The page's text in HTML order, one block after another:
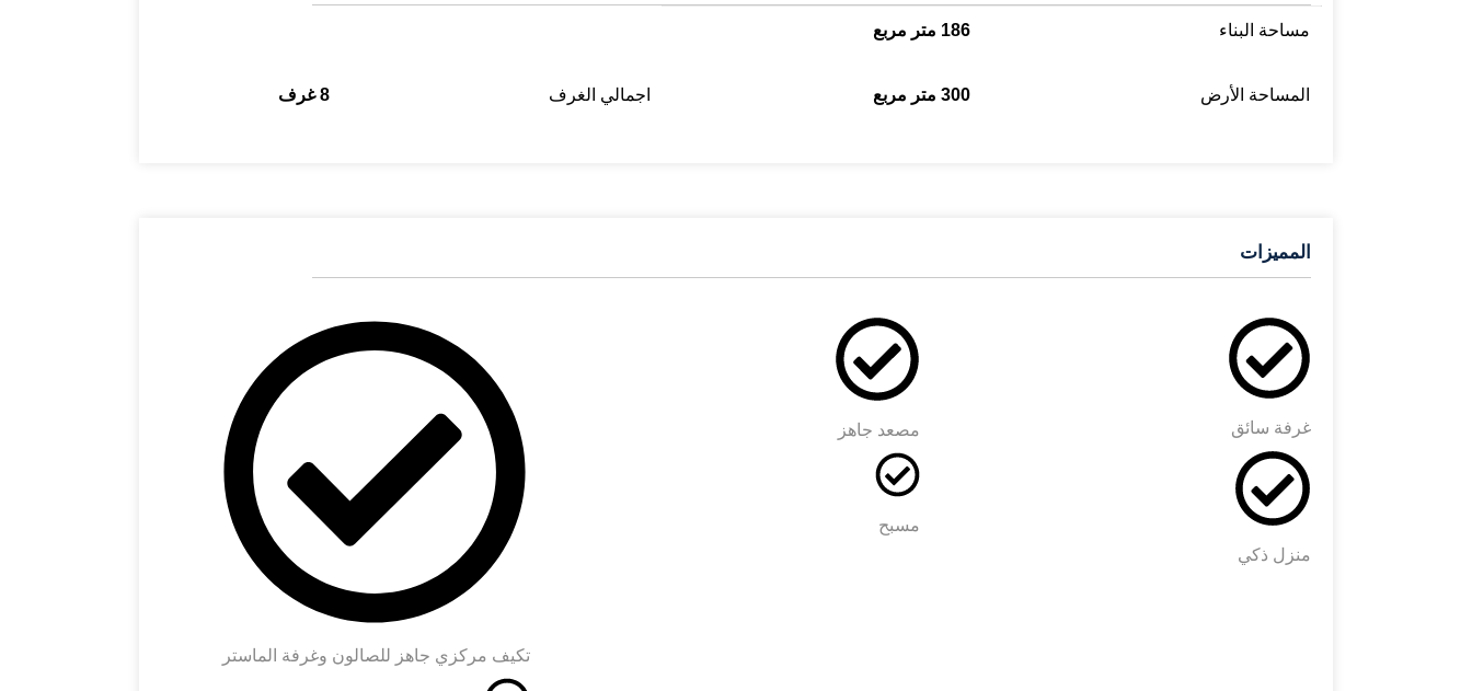
مساحة البناء 186 متر مربع
المساحة الأرض 300 متر مربع اجمالي الغرف 8 غرف
المميزات
غرفة سائق
منزل ذكي
مصعد جاهز
مسبح
تكيف مركزي جاهز للصالون وغرفة الماستر